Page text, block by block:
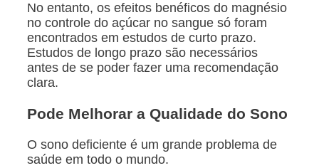
No entanto, os efeitos benéficos do magnésio
no controle do açúcar no sangue só foram
encontrados em estudos de curto prazo.
Estudos de longo prazo são necessários
antes de se poder fazer uma recomendação
clara.
Pode Melhorar a Qualidade do Sono
O sono deficiente é um grande problema de
saúde em todo o mundo.